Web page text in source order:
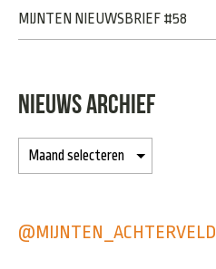
MIJNTEN NIEUWSBRIEF #58
NIEUWS ARCHIEF
@MIJNTEN_ACHTERVELD